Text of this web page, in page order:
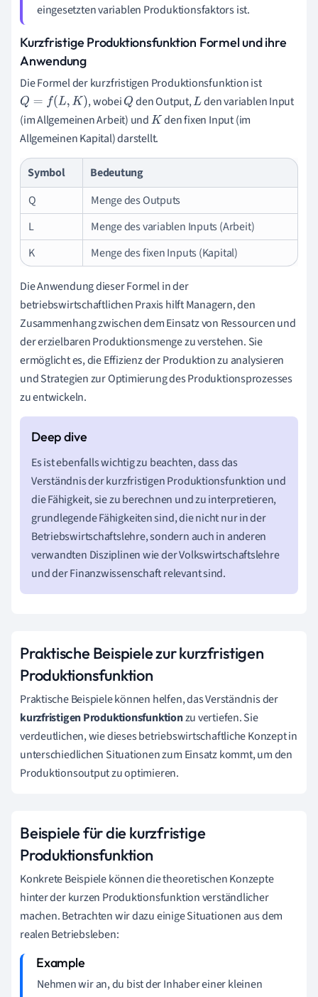
eingesetzten variablen Produktionsfaktors ist.
Kurzfristige Produktionsfunktion Formel und ihre
Anwendung
Die Formel der kurzfristigen Produktionsfunktion ist
Q= f(L ,K) , wobeiQ den Output,L den variablen Input
(im Allgemeinen Arbeit) undK den fixen Input (im
Allgemeinen Kapital) darstellt.
Symbol
Bedeutung
Q
Menge des Outputs
L
Menge des variablen Inputs (Arbeit)
K
Menge des fixen Inputs (Kapital)
Die Anwendung dieser Formel in der
betriebswirtschaftlichen Praxis hilft Managern, den
Zusammenhang zwischen dem Einsatz von Ressourcen und
der erzielbaren Produktionsmenge zu verstehen. Sie
ermöglicht es, die Effizienz der Produktion zu analysieren
und Strategien zur Optimierung des Produktionsprozesses
zu entwickeln.
Es ist ebenfalls wichtig zu beachten, dass das
Verständnis der kurzfristigen Produktionsfunktion und
die Fähigkeit, sie zu berechnen und zu interpretieren,
grundlegende Fähigkeiten sind, die nicht nur in der
Betriebswirtschaftslehre, sondern auch in anderen
verwandten Disziplinen wie der Volkswirtschaftslehre
und der Finanzwissenschaft relevant sind.
Praktische Beispiele zur kurzfristigen
Produktionsfunktion
Praktische Beispiele können helfen, das Verständnis der
kurzfristigen Produktionsfunktionzu vertiefen. Sie
verdeutlichen, wie dieses betriebswirtschaftliche Konzept in
unterschiedlichen Situationen zum Einsatz kommt, um den
Produktionsoutput zu optimieren.
Beispiele für die kurzfristige
Produktionsfunktion
Konkrete Beispiele können die theoretischen Konzepte
hinter der kurzen Produktionsfunktion verständlicher
machen. Betrachten wir dazu einige Situationen aus dem
realen Betriebsleben:
Nehmen wir an, du bist der Inhaber einer kleinen